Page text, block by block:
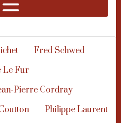
Fred Schwed
Le Fur
Pierre Cordray
Philippe Laurent
Éditions du
plus grand spéculateur de tous